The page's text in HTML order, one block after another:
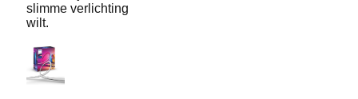
slimme verlichting
wilt.